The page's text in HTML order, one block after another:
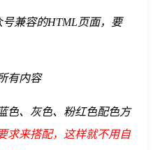
兼容的HTML页面，要
有内容
色、灰色、粉红色配色方
求来搭配，这样就不用自